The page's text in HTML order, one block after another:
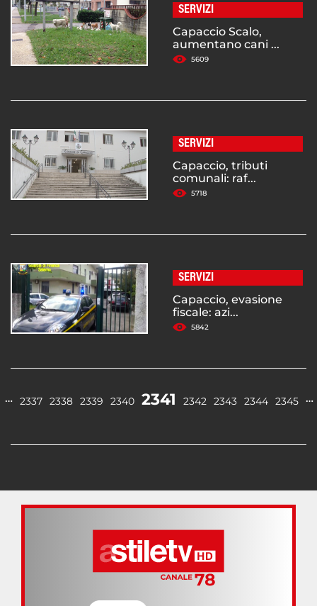
SERVIZI
Capaccio Scalo,
aumentano cani ...
5609
SERVIZI
Capaccio, tributi
comunali: raf...
5718
SERVIZI
Capaccio, evasione
fiscale: azi...
5842
… 2337 2338 2339 2340 2341 2342 2343 2344 2345 …